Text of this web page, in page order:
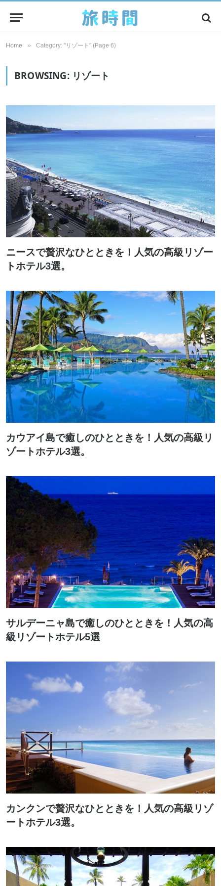
Home » Category: "リゾート" (Page 6)
BROWSING: リゾート
ニースで贅沢なひとときを！人気の高級リゾー
トホテル3選。
カウアイ島で癒しのひとときを！人気の高級リ
ゾートホテル3選。
サルデーニャ島で癒しのひとときを！人気の高
級リゾートホテル5選
カンクンで贅沢なひとときを！人気の高級リゾ
ートホテル3選。